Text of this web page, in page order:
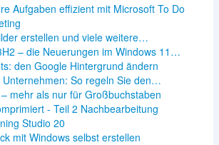
Aufgaben effizient mit Microsoft To Do
erstellen und viele weitere…
– die Neuerungen im Windows 11…
den Google Hintergrund ändern
Unternehmen: So regeln Sie den…
mehr als nur für Großbuchstaben
- Teil 2 Nachbearbeitung
Studio 20
mit Windows selbst erstellen